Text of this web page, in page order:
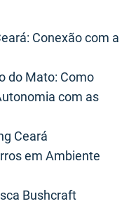
Conexão com a
do Mato: Como
com as
Ceará
em Ambiente
Bushcraft